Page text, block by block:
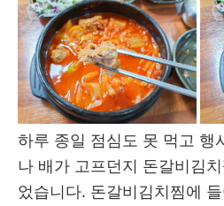
하루 종일 점심도 못 먹고 행
나 배가 고프던지 돈갈비김
었습니다. 돈갈비김치찜에